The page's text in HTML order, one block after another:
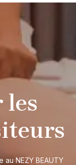
les
NEZY BEAUTY